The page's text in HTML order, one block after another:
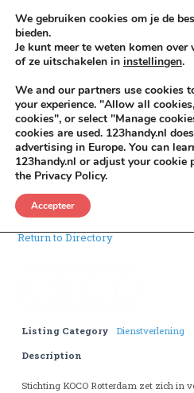
KEEP ICT
VÓÓR MÉÉR IN
Return to Directory
Listing Category Dienstverlening
Description
Stichting KOCO Rotterdam zet zich in
We gebruiken cookies om je de
bieden.
Je kunt meer te weten komen
of ze uitschakelen in instellingen.
We and our partners use cookies
your experience. "Allow all
cookies", or select "Manage
cookies are used. 123handy.nl
advertising in Europe. You can
123handy.nl or adjust your cookie
the Privacy Policy.
Accepteer